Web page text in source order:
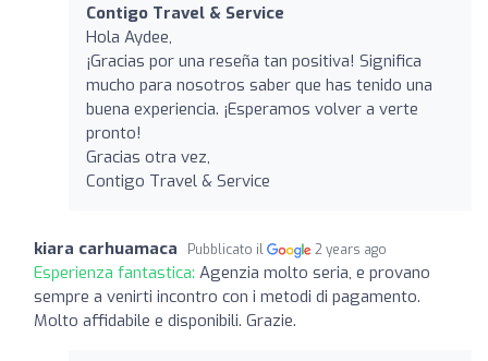
Contigo Travel & Service
Hola Aydee,
¡Gracias por una reseña tan positiva! Significa
mucho para nosotros saber que has tenido una
buena experiencia. ¡Esperamos volver a verte
pronto!
Gracias otra vez,
Contigo Travel & Service
kiara carhuamaca Pubblicato il 2 years ago
Esperienza fantastica: Agenzia molto seria, e provano
sempre a venirti incontro con i metodi di pagamento.
Molto affidabile e disponibili. Grazie.